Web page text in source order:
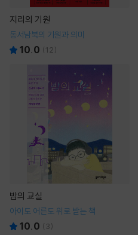
지리의 기원
동서남북의 기원과 의미
10.0 (12)
밤의 교실
아이도 어른도 위로 받는 책
10.0 ( 3)